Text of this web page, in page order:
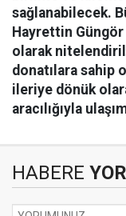
sağlanabilecek.
Hayrettin Güngör
olarak
donatılara sahip
ileriye dönük
aracılığıyla
HABERE